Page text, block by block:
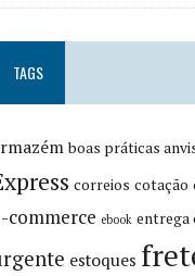
TAGS
boas práticas
correios cotação
commerce ebook entrega
estoques